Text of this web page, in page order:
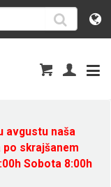
avgustu naša
skrajšanem
Sobota 8:00h